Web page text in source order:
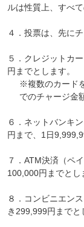
ルは性質上、すべ
４．投票は、先に
５．クレジットカ
円までとします。
※複数のカード
でのチャージ金
６．ネットバンキ
円まで、1日
７．ATM決済（ペ
100,000円までとし
８．コンビニエン
き299,999円までと